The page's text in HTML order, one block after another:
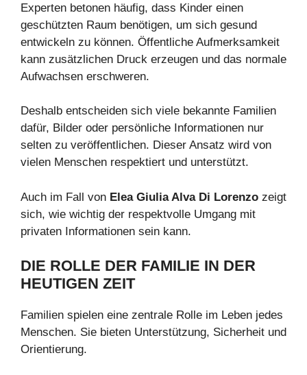
Experten betonen häufig, dass Kinder einen
geschützten Raum benötigen, um sich gesund
entwickeln zu können. Öffentliche Aufmerksamkeit
kann zusätzlichen Druck erzeugen und das normale
Aufwachsen erschweren.
Deshalb entscheiden sich viele bekannte Familien
dafür, Bilder oder persönliche Informationen nur
selten zu veröffentlichen. Dieser Ansatz wird von
vielen Menschen respektiert und unterstützt.
Auch im Fall von Elea Giulia Alva Di Lorenzo zeigt
sich, wie wichtig der respektvolle Umgang mit
privaten Informationen sein kann.
DIE ROLLE DER FAMILIE IN DER
HEUTIGEN ZEIT
Familien spielen eine zentrale Rolle im Leben jedes
Menschen. Sie bieten Unterstützung, Sicherheit und
Orientierung.